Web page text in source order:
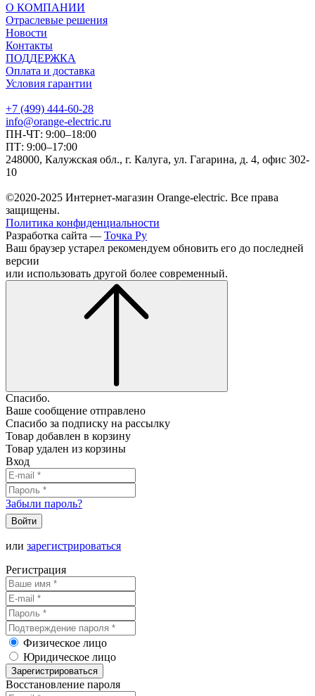
О КОМПАНИИ
Отраслевые решения
Новости
Контакты
ПОДДЕРЖКА
Оплата и доставка
Условия гарантии
+7 (499) 444-60-28
info@orange-electric.ru
ПН-ЧТ: 9:00–18:00
ПТ: 9:00–17:00
248000, Калужская обл., г. Калуга, ул. Гагарина, д. 4, офис 302-
10
©2020-2025 Интернет-магазин Orange-electric. Все права
защищены.
Политика конфиденциальности
Разработка сайта — Точка Ру
Ваш браузер устарел рекомендуем обновить его до последней
версии
или использовать другой более современный.
Спасибо.
Ваше сообщение отправлено
Спасибо за подписку на рассылку
Товар добавлен в корзину
Товар удален из корзины
Вход
Забыли пароль?
Войти
или зарегистрироваться
Регистрация
Физическое лицо
Юридическое лицо
Зарегистрироваться
Восстановление пароля